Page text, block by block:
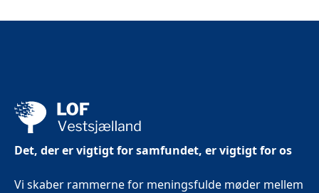
Det, der er vigtigt for samfundet, er vigtigt for os
Vi skaber rammerne for meningsfulde møder mellem